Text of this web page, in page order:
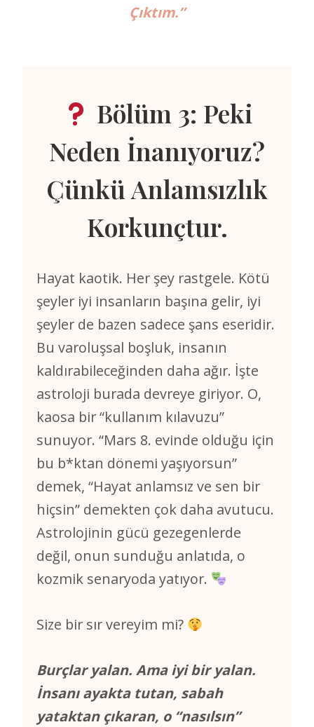
Çıktım.”
Bölüm 3: Peki
Neden İnanıyoruz?
Çünkü Anlamsızlık
Korkunçtur.
Hayat kaotik. Her şey rastgele. Kötü
şeyler iyi insanların başına gelir, iyi
şeyler de bazen sadece şans eseridir.
Bu varoluşsal boşluk, insanın
kaldırabileceğinden daha ağır. İşte
astroloji burada devreye giriyor. O,
kaosa bir “kullanım kılavuzu”
sunuyor. “Mars 8. evinde olduğu için
bu b*ktan dönemi yaşıyorsun”
demek, “Hayat anlamsız ve sen bir
hiçsin” demekten çok daha avutucu.
Astrolojinin gücü gezegenlerde
değil, onun sunduğu anlatıda, o
kozmik senaryoda yatıyor.
Size bir sır vereyim mi?
Burçlar yalan. Ama iyi bir yalan.
İnsanı ayakta tutan, sabah
yataktan çıkaran, o “nasılsın”